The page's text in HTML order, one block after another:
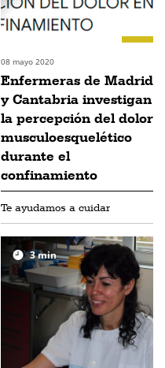
08 mayo 2020
Enfermeras de Madrid
y Cantabria investigan
la percepción del dolor
musculoesquelético
durante el
confinamiento
Te ayudamos a cuidar
3min